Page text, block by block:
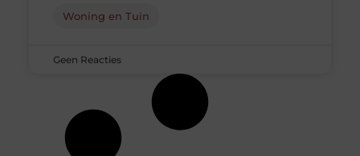
Woning en Tuin
Geen Reacties